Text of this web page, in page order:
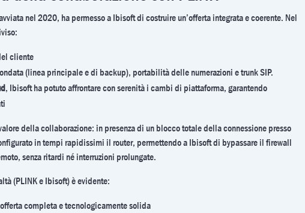
nel 2020, ha permesso a Ibisoft di costruire un’offerta integrata e coerente. Nel
cliente
(linea principale e di backup), portabilità delle numerazioni e trunk SIP.
, Ibisoft ha potuto affrontare con serenità i cambi di piattaforma, garantendo
della collaborazione: in presenza di un blocco totale della connessione presso
in tempi rapidissimi il router, permettendo a Ibisoft di bypassare il firewall
senza ritardi né interruzioni prolungate.
(PLINK e Ibisoft) è evidente:
completa e tecnologicamente solida